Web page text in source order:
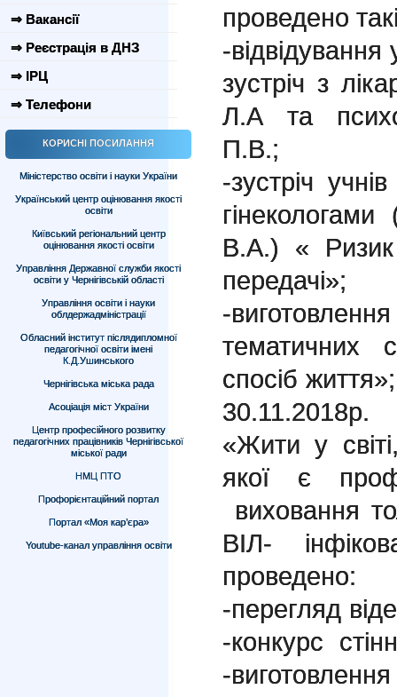
⇒ Вакансії
⇒ Реєстрація в ДНЗ
⇒ ІРЦ
⇒ Телефони
КОРИСНІ ПОСИЛАННЯ
Міністерство освіти і науки України
Український центр оцінювання якості
освіти
Київський регіональний центр
оцінювання якості освіти
Управління Державної служби якості
освіти у Чернігівській області
Управління освіти і науки
облдержадміністрації
Обласний інститут післядипломної
педагогічної освіти імені
К.Д.Ушинського
Чернігівська міська рада
Асоціація міст України
Центр професійного розвитку
педагогічних працівників Чернігівської
міської ради
НМЦ ПТО
Профорієнтаційний портал
Портал «Моя кар’єра»
Youtube-канал управління освіти
проведено
-
зустріч з
Л.А та
П.В.;
-зустріч
В.А.) « Ризик
передачі»;
-
тематичних
спосіб життя»;
«Жити у
якої є
виховання
ВІЛ-
проведено:
-перегляд
-конкурс
-